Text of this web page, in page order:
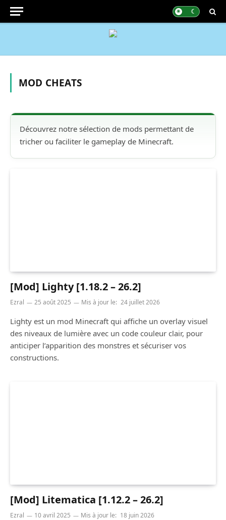
MOD CHEATS
Découvrez notre sélection de mods permettant de
tricher ou faciliter le gameplay de Minecraft.
[Mod] Lighty [1.18.2 – 26.2]
Ezral 25 août 2025 Mis à jour le: 24 juillet 2026
Lighty est un mod Minecraft qui affiche un overlay visuel
des niveaux de lumière avec un code couleur clair, pour
anticiper l’apparition des monstres et sécuriser vos
constructions.
[Mod] Litematica [1.12.2 – 26.2]
Ezral 10 avril 2025 Mis à jour le: 18 juin 2026